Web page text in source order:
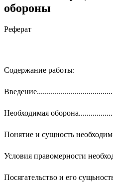
обороны
Реферат
Содержание работы:
Необходимая
Понятие и сущность
Условия правомерности
Посягательство и его